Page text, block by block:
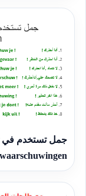
جمل تستخدم في